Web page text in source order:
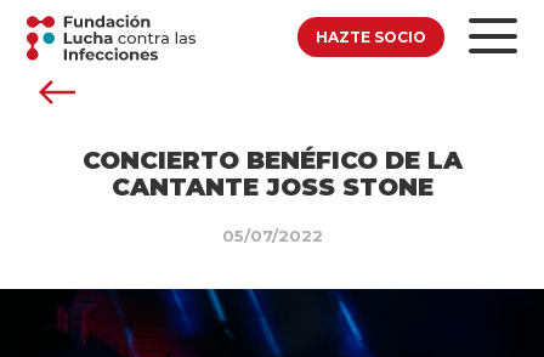
HAZTE SOCIO
CONCIERTO BENÉFICO DE LA
CANTANTE JOSS STONE
05/07/2022